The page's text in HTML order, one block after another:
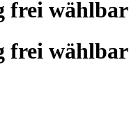
frei wählbar
frei wählbar